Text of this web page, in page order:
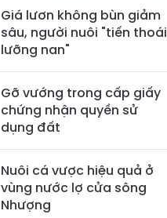
Giá lươn không bùn giảm
sâu, người nuôi "tiến thoái
lưỡng nan"
Gỡ vướng trong cấp giấy
chứng nhận quyền sử
dụng đất
Nuôi cá vược hiệu quả ở
vùng nước lợ cửa sông
Nhượng